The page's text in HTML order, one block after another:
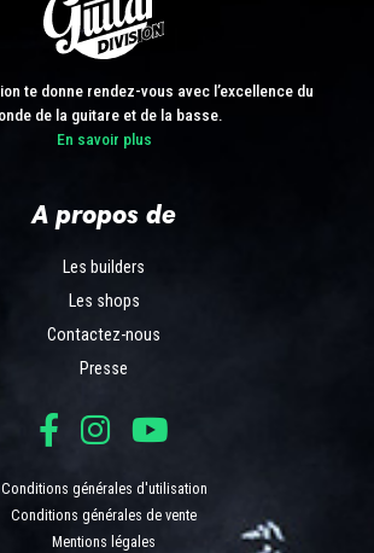
te donne rendez-vous avec l’excellence du
de la guitare et de la basse.
En savoir plus
A propos de
Les builders
Les shops
Contactez-nous
Presse
Conditions générales d'utilisation
Conditions générales de vente
Mentions légales